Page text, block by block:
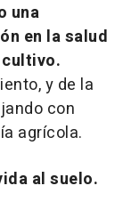
una
en la salud
y de la
con
agrícola.
al suelo.